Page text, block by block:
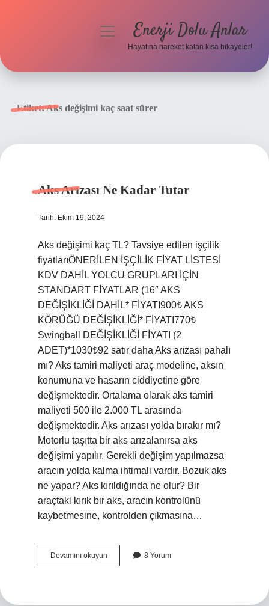
menüyüEnerji Dolu Anlar
Hayatına hareket katan kısa hikayeler!
Etiket:Aks değişimi kaç saat sürer
Aks Arızası Ne Kadar Tutar
Tarih: Ekim 19, 2024
Aks değişimi kaç TL? Tavsiye edilen işçilik
fiyatlarıÖNERİLEN İŞÇİLİK FİYAT LİSTESİ
KDV DAHİL YOLCU GRUPLARI İÇİN
STANDART FİYATLAR (16″ AKS
DEĞİŞİKLİĞİ DAHİL* FİYATI900₺ AKS
KÖRÜĞÜ DEĞİŞİKLİĞİ* FİYATI770₺
Swingball DEĞİŞİKLİĞİ FİYATI (2
ADET)*1030₺92 satır daha Aks arızası pahalı
mı? Aks tamiri maliyeti araç modeline, aksın
konumuna ve hasarın ciddiyetine göre
değişmektedir. Ortalama olarak aks tamiri
maliyeti 500 ile 2.000 TL arasında
değişmektedir. Aks arızası yolda bırakır mı?
Motorlu taşıtta bir aks arızalanırsa aks
değişimi yapılır. Gerekli değişim yapılmazsa
aracın yolda kalma ihtimali vardır. Bozuk aks
ne yapar? Aks kırıldığında ne olur? Bir
araçtaki kırık bir aks, aracın kontrolünü
kaybetmesine, kontrolden çıkmasına…
Devamını okuyun
Arızası
8 Yorum